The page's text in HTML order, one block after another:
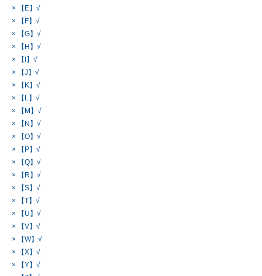
× 【E】√
× 【F】√
× 【G】√
× 【H】√
× 【I】√
× 【J】√
× 【K】√
× 【L】√
× 【M】√
× 【N】√
× 【O】√
× 【P】√
× 【Q】√
× 【R】√
× 【S】√
× 【T】√
× 【U】√
× 【V】√
× 【W】√
× 【X】√
× 【Y】√